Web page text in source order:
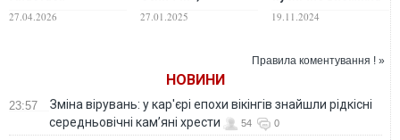
Приходько через
«київську»
27.04.2026
Анастасія
Приходько
27.01.2025
Світлану Лободу
19.11.2024
Правила коментування ! »
НОВИНИ
23:57
Зміна вірувань: у кар'єрі епохи вікінгів знайшли рідкісні
середньовічні кам’яні хрести
54 0